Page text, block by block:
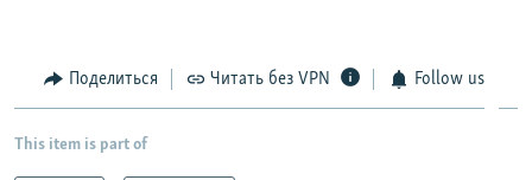
Поделиться Читать без VPN Follow us
This item is part of